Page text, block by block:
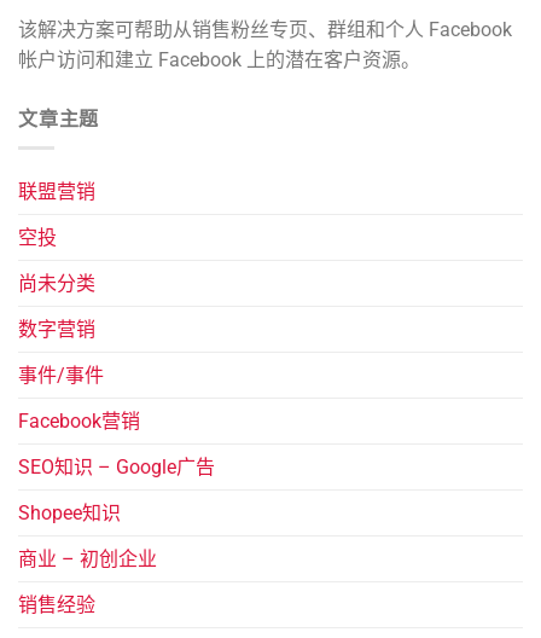
该解决方案可帮助从销售粉丝专页、群组和个人 Facebook
帐户访问和建立 Facebook 上的潜在客户资源。
文章主题
联盟营销
空投
尚未分类
数字营销
事件/事件
Facebook营销
SEO知识 – Google广告
Shopee知识
商业 – 初创企业
销售经验